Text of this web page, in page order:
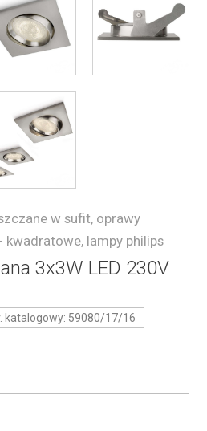
w sufit, oprawy
lampy philips
3x3W LED 230V
katalogowy: 59080/17/16